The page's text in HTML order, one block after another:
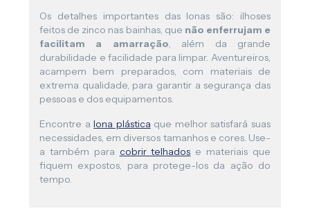
Os detalhes importantes das lonas são: ilhoses
feitos de zinco nas bainhas, que não enferrujam e
facilitam a amarração, além da grande
durabilidade e facilidade para limpar. Aventureiros,
acampem bem preparados, com materiais de
extrema qualidade, para garantir a segurança das
pessoas e dos equipamentos.
Encontre alona plástica que melhor satisfará suas
necessidades, em diversos tamanhos e cores. Use-
a também para cobrir telhados e materiais que
fiquem expostos, para protege-los da ação do
tempo.